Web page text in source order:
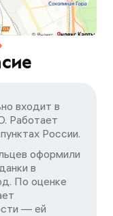
входит в
Работает
России.
оформили
в
По оценке
— ей